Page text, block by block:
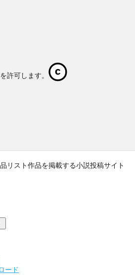
許可します。
リスト作品を掲載する小説投稿サイト
ード